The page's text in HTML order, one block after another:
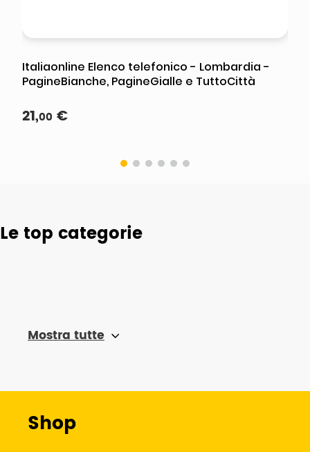
Italiaonline Elenco telefonico - Lombardia -
PagineBianche, PagineGialle e TuttoCittà
21,00 €
Le top categorie
Mostra tutte
Shop